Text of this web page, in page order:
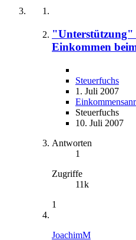
"Unterstützung"
Einkommen
Steuerfuchs
1. Juli 2007
Steuerfuchs
10. Juli 2007
Antworten
1
Zugriffe
11k
1
JoachimM